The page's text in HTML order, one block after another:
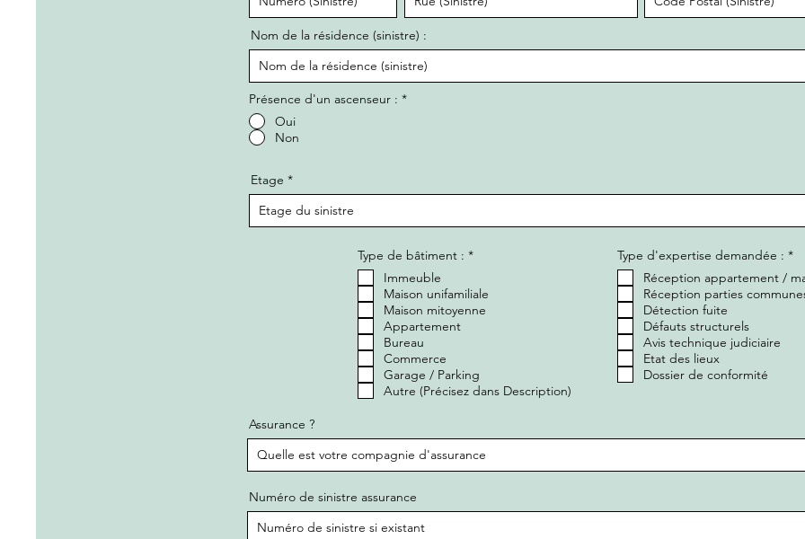
Nom de la résidence (sinistre) :
Présence d'un ascenseur : *
Oui
Non
Etage
Type de bâtiment : *O
i
a
e
Immeuble
Maison unifamiliale
Maison mitoyenne
Appartement
Bureau
Commerce
Garage / Parking
Autre (Précisez dans Description)
Type d'expertise demandée : *O
l
i
Réception appartement /
Réception parties
Détection fuite
Défauts structurels
Avis technique judiciaire
Etat des lieux
Dossier de conformité
Assurance ?
Numéro de sinistre assurance